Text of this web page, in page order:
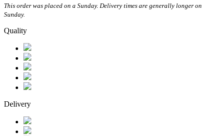
This order was placed on a Sunday. Delivery times are generally longer on
Sunday.
Quality
Delivery